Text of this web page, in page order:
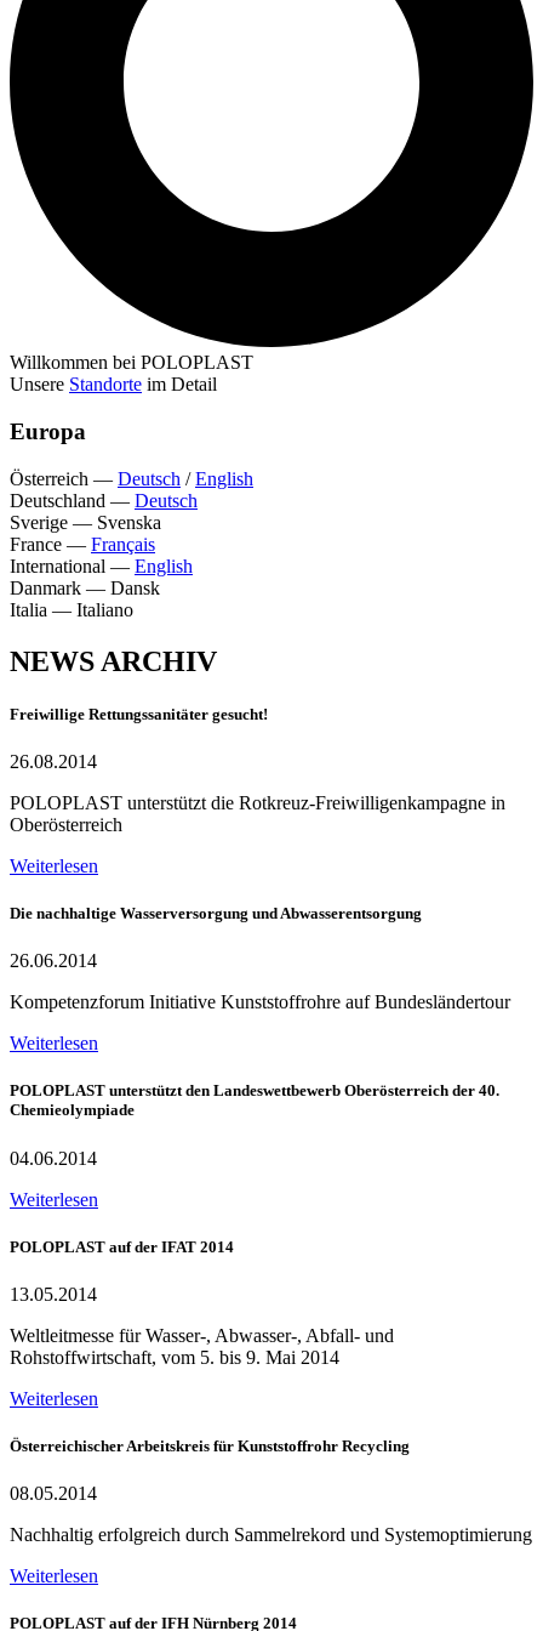
Willkommen bei POLOPLAST
Unsere Standorte im Detail
Europa
Österreich — Deutsch /English
Deutschland — Deutsch
Sverige — Svenska
France — Français
International — English
Danmark — Dansk
Italia — Italiano
NEWS ARCHIV
Freiwillige Rettungssanitäter gesucht!
26.08.2014
POLOPLAST unterstützt die Rotkreuz-Freiwilligenkampagne in
Oberösterreich
Weiterlesen
Die nachhaltige Wasserversorgung und Abwasserentsorgung
26.06.2014
Kompetenzforum Initiative Kunststoffrohre auf Bundesländertour
Weiterlesen
POLOPLAST unterstützt den Landeswettbewerb Oberösterreich der 40.
Chemieolympiade
04.06.2014
Weiterlesen
POLOPLAST auf der IFAT 2014
13.05.2014
Weltleitmesse für Wasser-, Abwasser-, Abfall- und
Rohstoffwirtschaft, vom 5. bis 9. Mai 2014
Weiterlesen
Österreichischer Arbeitskreis für Kunststoffrohr Recycling
08.05.2014
Nachhaltig erfolgreich durch Sammelrekord und Systemoptimierung
Weiterlesen
POLOPLAST auf der IFH Nürnberg 2014